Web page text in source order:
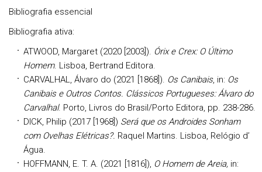
Bibliografia essencial
Bibliografia ativa:
ATWOOD, Margaret (2020 [2003]). Órix e Crex: O Último
Homem. Lisboa, Bertrand Editora.
CARVALHAL, Álvaro do (2021 [1868]). Os Canibais, in: Os
Canibais e Outros Contos. Clássicos Portugueses: Álvaro do
Carvalhal. Porto, Livros do Brasil/Porto Editora, pp. 238-286.
DICK, Philip (2017 [1968]) Será que os Androides Sonham
com Ovelhas Elétricas?. Raquel Martins. Lisboa, Relógio d’
Água.
HOFFMANN, E. T. A. (2021 [1816]), O Homem de Areia, in: